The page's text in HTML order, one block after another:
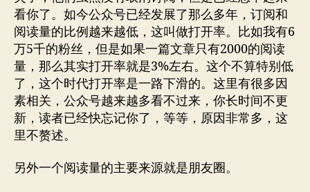
看你了。如今公众号已经发展了那么多年，订阅和
阅读量的比例越来越低，这叫做打开率。比如我有6
万5千的粉丝，但是如果一篇文章只有2000的阅读
量，那么其实打开率就是3%左右。这个不算特别低
了，这个时代打开率是一路下滑的。这里有很多因
素相关，公众号越来越多看不过来，你长时间不更
新，读者已经快忘记你了，等等，原因非常多，这
里不赘述。
另外一个阅读量的主要来源就是朋友圈。